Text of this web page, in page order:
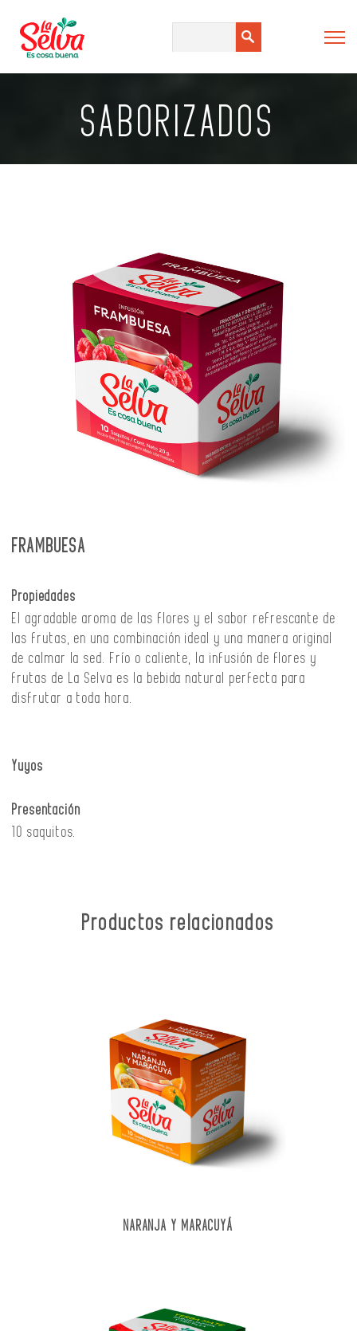
SABORIZADOS
FRAMBUESA
Propiedades
El agradable aroma de las flores y el sabor refrescante de
las frutas, en una combinación ideal y una manera original
de calmar la sed. Frío o caliente, la infusión de flores y
frutas de La Selva es la bebida natural perfecta para
disfrutar a toda hora.
Yuyos
Presentación
10 saquitos.
Productos relacionados
NARANJA Y MARACUYÁ